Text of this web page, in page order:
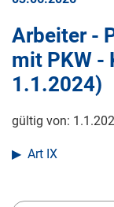
Arbeiter -
mit PKW -
1.1.2024)
gültig von:
Art IX